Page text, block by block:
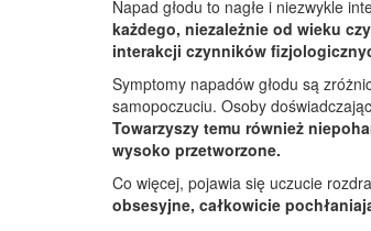
Napad głodu to nagłe i niezwykle
każdego, niezależnie od wieku
interakcji czynników
Symptomy napadów głodu są
samopoczuciu. Osoby
Towarzyszy temu również
wysoko przetworzone.
Co więcej, pojawia się uczucie
obsesyjne, całkowicie